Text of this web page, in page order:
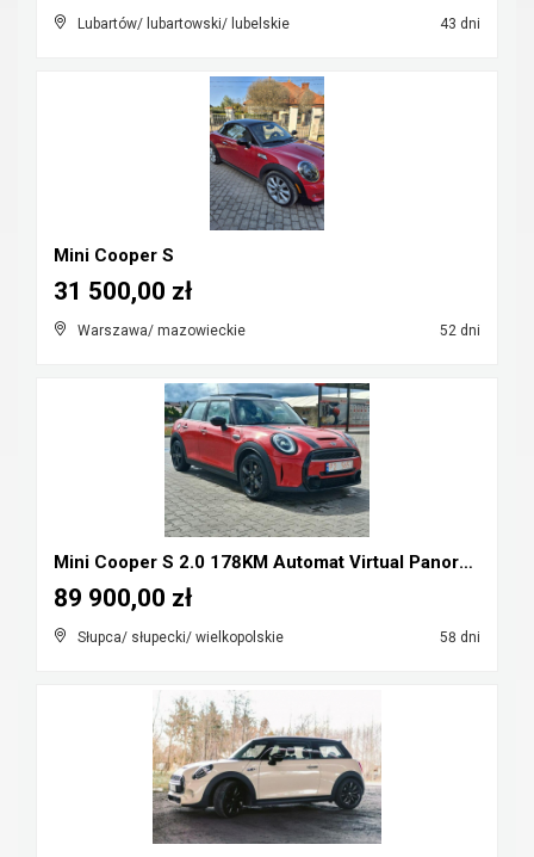
Lubartów/ lubartowski/ lubelskie 43 dni
Mini Cooper S
Warszawa/ mazowieckie 52 dni
31 500,00 zł
Mini Cooper S 2.0 178KM Automat Virtual Panorama F...
Słupca/ słupecki/ wielkopolskie 58 dni
89 900,00 zł